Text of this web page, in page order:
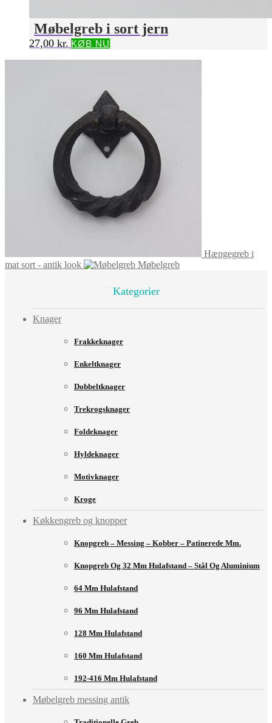
Møbelgreb i sort jern
27,00 kr. KØB NU
Hængegreb i
mat sort - antik look
Møbelgreb
Kategorier
Knager
Frakkeknager
Enkeltknager
Dobbeltknager
Trekrogsknager
Foldeknager
Hyldeknager
Motivknager
Kroge
Køkkengreb og knopper
Knopgreb – Messing – Kobber – Patinerede Mm.
Knopgreb Og 32 Mm Hulafstand – Stål Og Aluminium
64 Mm Hulafstand
96 Mm Hulafstand
128 Mm Hulafstand
160 Mm Hulafstand
192-416 Mm Hulafstand
Møbelgreb messing antik